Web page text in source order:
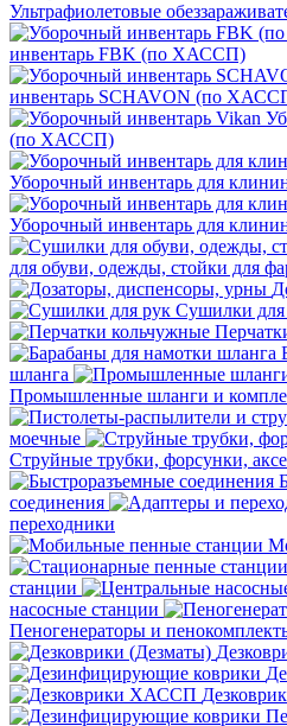
Ультрафиолетовые
инвентарь FBK (по ХАССП)
инвентарь SCHAVON (по
(по ХАССП)
Уборочный инвентарь для
Уборочный инвентарь для
для обуви, одежды, стойки для
Сушилки для
шланга
Промышленные шланги и
моечные
Струйные трубки, форсунки,
соединения
переходники
станции
насосные станции
Пеногенераторы и